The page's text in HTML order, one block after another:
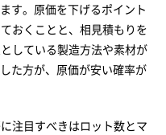
す。原価を下げるポイント
おくことと、相見積もりを
している製造方法や素材が
た方が、原価が安い確率が
注目すべきはロット数とマ